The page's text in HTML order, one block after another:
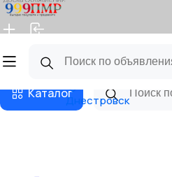
Главная
КаталогДнестровск